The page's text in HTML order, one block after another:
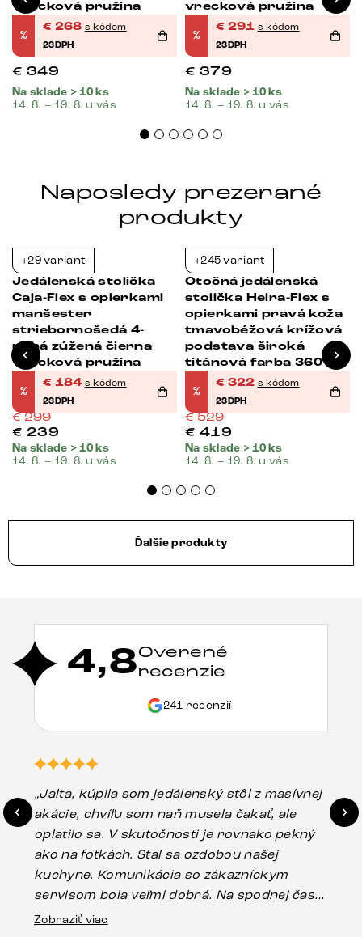
vrecková pružina
%
€ 268 s kódom
23DPH
€ 349
Na sklade > 10 ks
14. 8. – 19. 8. u vás
vrecková pružina
%
€ 291 s kódom
23DPH
€ 379
Na sklade > 10 ks
14. 8. – 19. 8. u vás
Naposledy prezerané
produkty
+29 variant
Jedálenská stolička
Caja-Flex s opierkami
manšester
striebornošedá 4-
nohá zúžená čierna
vrecková pružina
%
€ 184 s kódom
23DPH
€299
€ 239
Na sklade > 10 ks
14. 8. – 19. 8. u vás
+245 variant
Otočná jedálenská
stolička Heira-Flex s
opierkami pravá koža
tmavobéžová krížová
podstava široká
titánová farba 360°
otočná vrecková
pružina
%
€ 322 s kódom
23DPH
€529
€ 419
Na sklade > 10 ks
14. 8. – 19. 8. u vás
Ďalšie produkty
4,8Overené
recenzie
241 recenzií
„Jalta, kúpila som jedálenský stôl z masívnej
akácie, chvíľu som naň musela čakať, ale
oplatilo sa. V skutočnosti je rovnako pekný
ako na fotkách. Stal sa ozdobou našej
kuchyne. Komunikácia so zákazníckym
servisom bola veľmi dobrá. Na spodnej časti
stola bolo malé poškodenie, pravdepodobne
Zobraziť viac